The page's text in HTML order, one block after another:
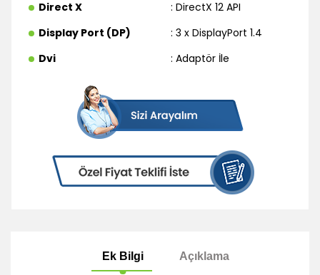
Direct X
: DirectX 12 API
Display Port (DP)
: 3 x DisplayPort 1.4
Dvi
: Adaptör İle